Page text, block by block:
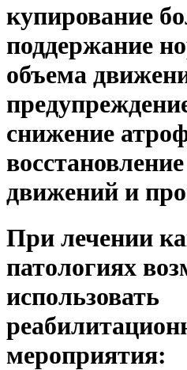
купирование
поддержание
объема
снижение
движений и
При лечении
патологиях
использовать
мероприятия: